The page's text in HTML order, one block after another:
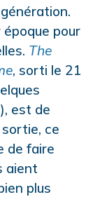
pour
The
, sorti le 21
est de
ce
de faire
aient
plus